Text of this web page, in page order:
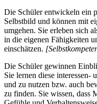
Die Schüler entwickeln ein
Selbstbild und können mit
umgehen. Sie erleben sich
in die eigenen Fähigkeiten
einschätzen.
Die Schüler gewinnen
Sie lernen diese interessen-
und zu nutzen bzw. auch
zu finden. Sie wissen, dass